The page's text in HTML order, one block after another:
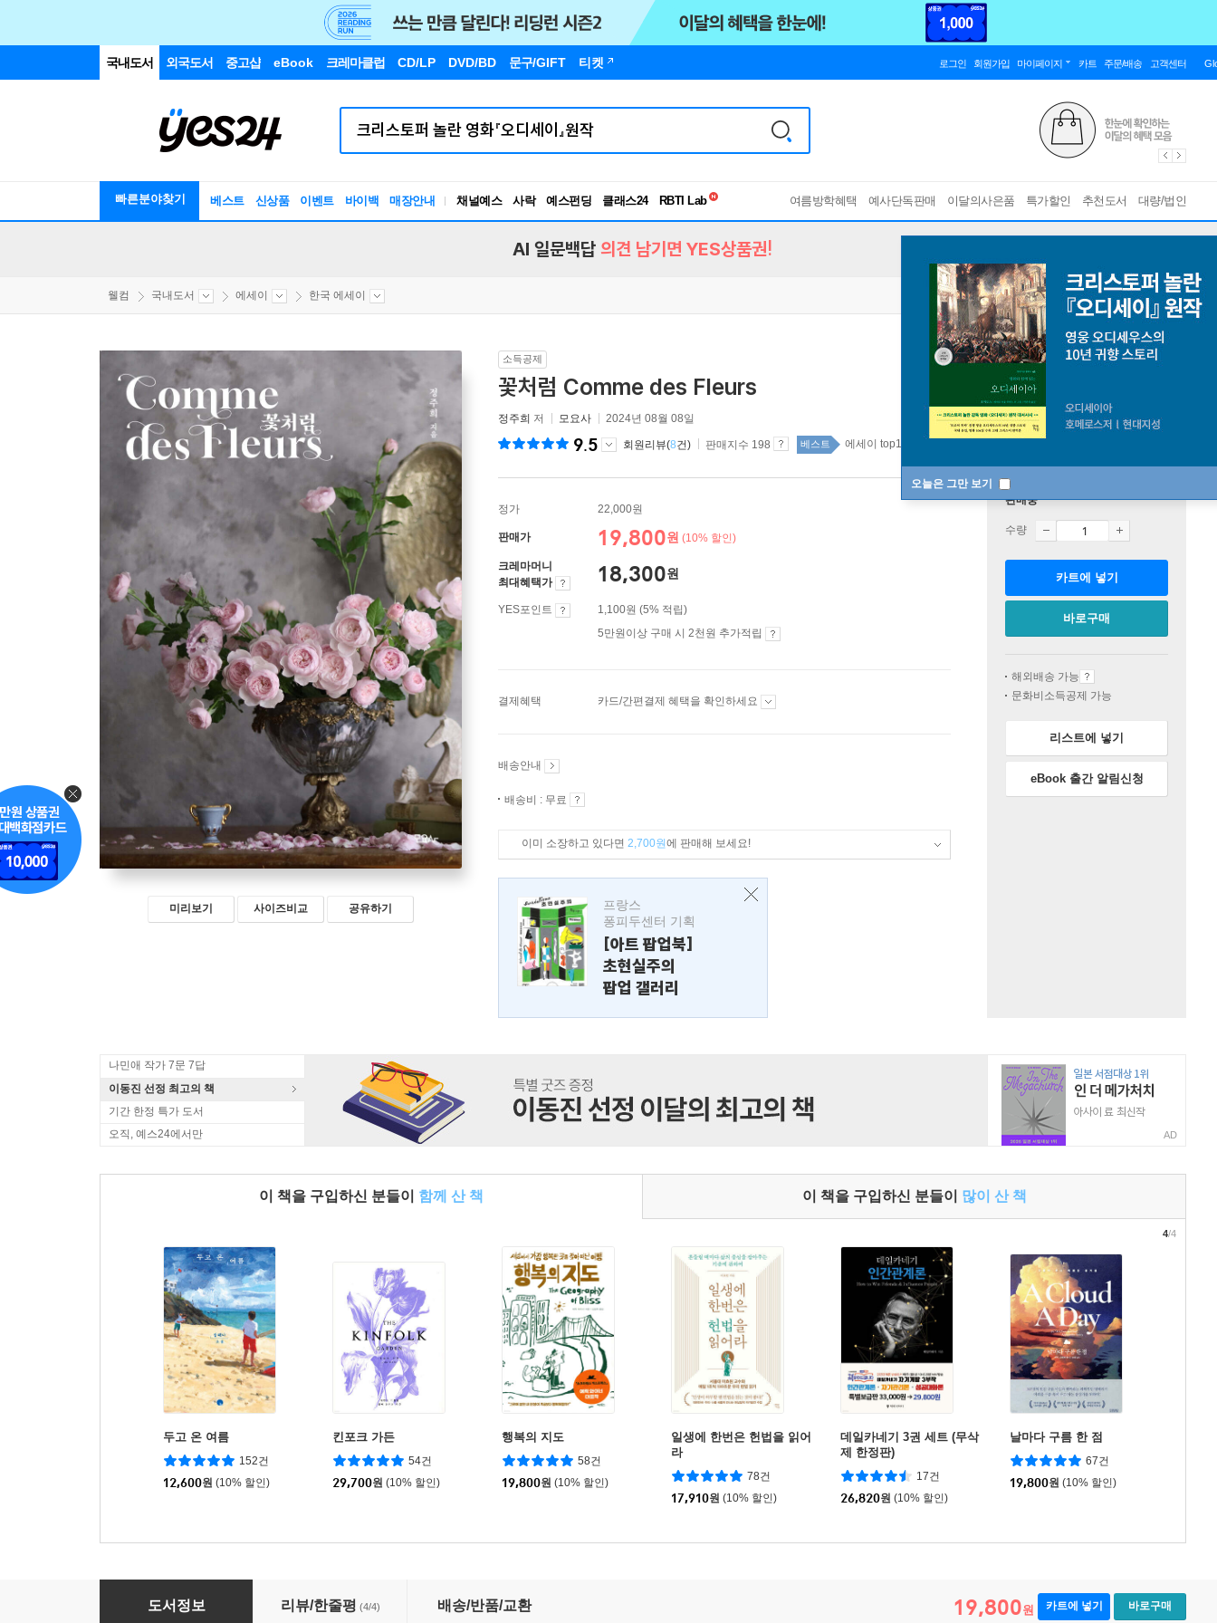
국내도서 외국도서 중고샵 eBook 크레마클럽 CD/LP DVD/BD 문구/GIFT 티켓 로그인 회원가입 마이페이지 카트 주문/배송 고객센터
빠른분야찾기 베스트 신상품 이벤트 바이백 매장안내 채널예스 사락 예스펀딩 클래스24
RBTI Lab
독서유형검사
여름방학혜택 예사단독판매 이달의사은품 특가할인 추천도서 대량/법인
오늘은 그만 보기
AI 일문백답 의견 남기면 YES상품권!
웰컴 국내도서 에세이 한국 에세이
미리보기 사이즈비교 공유하기
소득공제
꽃처럼 Comme des Fleurs
정주희 저 모요사 2024년 08월 08일
9.5 회원리뷰(8건) 판매지수 198 베스트 에세이 top100 1주
정가 22,000원
판매가 19,800원 (10% 할인)
크레마머니
최대혜택가
18,300원
YES포인트
1,100원 (5% 적립)
5만원이상 구매 시 2천원 추가적립
결제혜택 카드/간편결제 혜택을 확인하세요
배송안내
배송비 : 무료
이미 소장하고 있다면 2,700원에 판매해 보세요!
프랑스
퐁피두센터 기획
[아트 팝업북]
초현실주의
팝업 갤러리
판매중
수량
카트에 넣기
바로구매
해외배송 가능
문화비소득공제 가능
리스트에 넣기
eBook 출간 알림신청
나민애 작가 7문 7답
이동진 선정 최고의 책
기간 한정 특가 도서
오직, 예스24에서만
AD
이 책을 구입하신 분들이 함께 산 책 이 책을 구입하신 분들이 많이 산 책
두고 온 여름
152건
12,600원 (10% 할인)
킨포크 가든
54건
29,700원 (10% 할인)
행복의 지도
58건
19,800원 (10% 할인)
일생에 한번은 헌법을 읽어
라
78건
17,910원 (10% 할인)
데일카네기 3권 세트 (무삭
제 한정판)
17건
26,820원 (10% 할인)
날마다 구름 한 점
67건
19,800원 (10% 할인)
4/4
꽃처럼 Comme des Fleurs
도서정보 리뷰/한줄평 (4/4) 배송/반품/교환 19,800원 카트에 넣기 바로구매